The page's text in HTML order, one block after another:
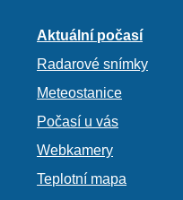
Aktuální počasí
Radarové snímky
Meteostanice
Počasí u vás
Webkamery
Teplotní mapa